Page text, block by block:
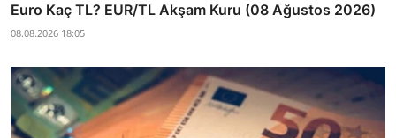
Euro Kaç TL? EUR/TL Akşam Kuru (08 Ağustos 2026)
08.08.2026 18:05